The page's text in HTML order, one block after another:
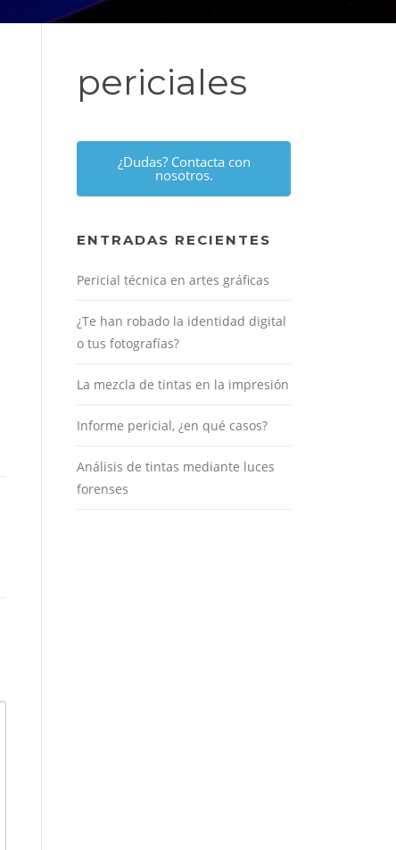
periciales
¿Dudas? Contacta con
nosotros.
ENTRADAS RECIENTES
Pericial técnica en artes gráficas
¿Te han robado la identidad digital
o tus fotografías?
La mezcla de tintas en la impresión
Informe pericial, ¿en qué casos?
Análisis de tintas mediante luces
forenses